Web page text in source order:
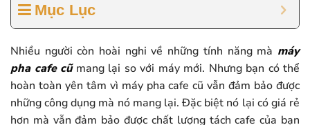
Mục Lục
Nhiều người còn hoài nghi về những tính năng mà máy
pha cafe cũmang lại so với máy mới. Nhưng bạn có thể
hoàn toàn yên tâm vì máy pha cafe cũ vẫn đảm bảo được
những công dụng mà nó mang lại. Đặc biệt nó lại có giá rẻ
hơn mà vẫn đảm bảo được chất lượng tách cafe của bạn